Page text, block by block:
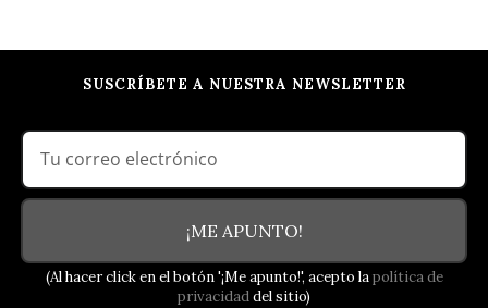
SUSCRÍBETE A NUESTRA NEWSLETTER
¡ME APUNTO!
(Al hacer click en el botón '¡Me apunto!', acepto lapolítica de
privacidaddel sitio)